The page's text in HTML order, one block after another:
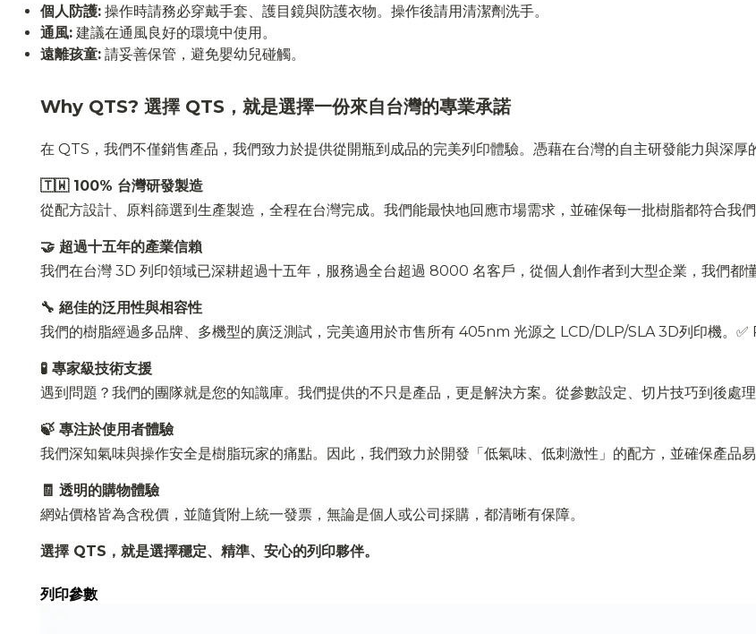
個人防護: 操作時請務必穿戴手套、護目鏡與防護衣物。操作後請用清潔劑洗手。
通風: 建議在通風良好的環境中使用。
遠離孩童: 請妥善保管，避免嬰幼兒碰觸。
Why QTS? 選擇 QTS，就是選擇一份來自台灣的專業承諾
在 QTS，我們不僅銷售產品，我們致力於提供從開瓶到成品的完美列印體驗。憑藉在台灣的自主研發能力與深厚
🇹🇼 100% 台灣研發製造
從配方設計、原料篩選到生產製造，全程在台灣完成。我們能最快地回應市場需求，並確保每一批樹脂都符合我
🤝 超過十五年的產業信賴
我們在台灣 3D 列印領域已深耕超過十五年，服務過全台超過 8000 名客戶，從個人創作者到大型企業，我們都懂
🔧 絕佳的泛用性與相容性
我們的樹脂經過多品牌、多機型的廣泛測試，完美適用於市售所有 405nm 光源之 LCD/DLP/SLA 3D列印機。
🧪 專家級技術支援
遇到問題？我們的團隊就是您的知識庫。我們提供的不只是產品，更是解決方案。從參數設定、切片技巧到後處
🍃 專注於使用者體驗
我們深知氣味與操作安全是樹脂玩家的痛點。因此，我們致力於開發「低氣味、低刺激性」的配方，並確保產品
🧾 透明的購物體驗
網站價格皆為含稅價，並隨貨附上統一發票，無論是個人或公司採購，都清晰有保障。
選擇 QTS，就是選擇穩定、精準、安心的列印夥伴。
列印參數